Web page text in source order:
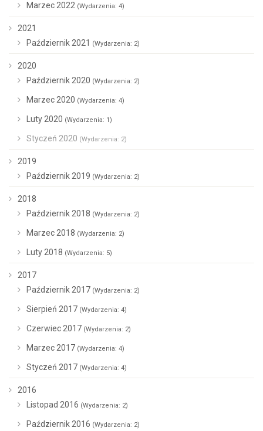
Marzec 2022 (Wydarzenia: 4)
2021
Październik 2021 (Wydarzenia: 2)
2020
Październik 2020 (Wydarzenia: 2)
Marzec 2020 (Wydarzenia: 4)
Luty 2020 (Wydarzenia: 1)
Styczeń 2020 (Wydarzenia: 2)
2019
Październik 2019 (Wydarzenia: 2)
2018
Październik 2018 (Wydarzenia: 2)
Marzec 2018 (Wydarzenia: 2)
Luty 2018 (Wydarzenia: 5)
2017
Październik 2017 (Wydarzenia: 2)
Sierpień 2017 (Wydarzenia: 4)
Czerwiec 2017 (Wydarzenia: 2)
Marzec 2017 (Wydarzenia: 4)
Styczeń 2017 (Wydarzenia: 4)
2016
Listopad 2016 (Wydarzenia: 2)
Październik 2016 (Wydarzenia: 2)